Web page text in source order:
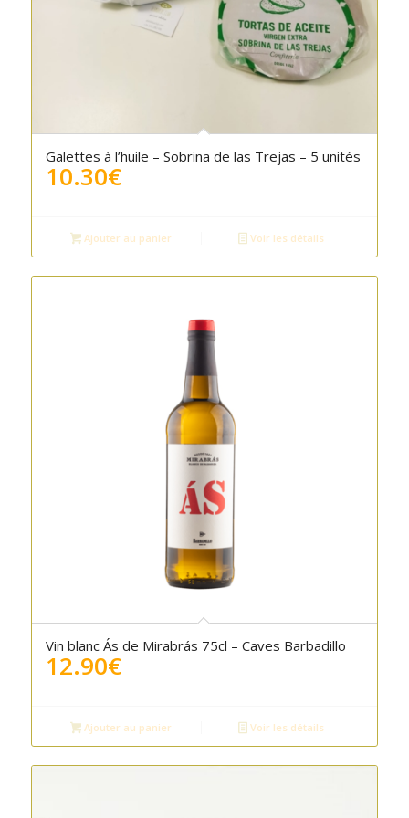
Galettes à l’huile – Sobrina de las Trejas – 5 unités
10.30€
Ajouter au panier Voir les détails
Vin blanc Ás de Mirabrás 75cl – Caves Barbadillo
12.90€
Ajouter au panier Voir les détails